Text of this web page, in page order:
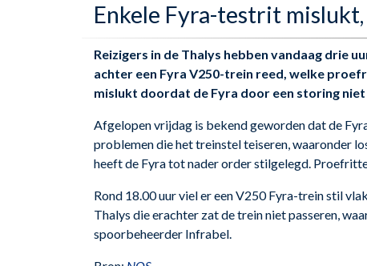
Enkele Fyra-testrit
Reizigers in de Thalys hebben vandaag drie
achter een Fyra V250-trein reed, welke
mislukt doordat de Fyra door een storing
Afgelopen vrijdag is bekend geworden dat de
problemen die het treinstel teiseren, waaronder
heeft de Fyra tot nader order stilgelegd.
Rond 18.00 uur viel er een V250 Fyra-trein stil
Thalys die erachter zat de trein niet passeren,
spoorbeheerder Infrabel.